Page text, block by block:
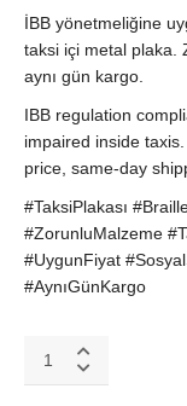
İBB yönetmeliğine
taksi içi metal plaka.
aynı gün kargo.
IBB regulation
impaired inside
price, same-day
#TaksiPlakası
#ZorunluMalzeme
#UygunFiyat
#AynıGünKargo